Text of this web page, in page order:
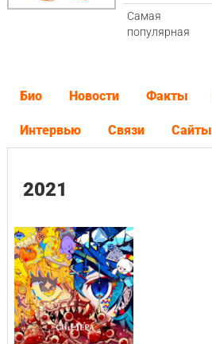
Самая
популярная
Био Новости Факты
Интервью Связи Сайты
2021